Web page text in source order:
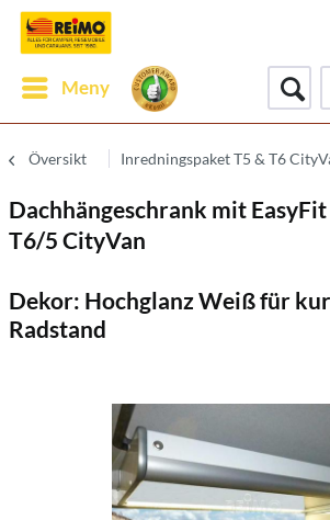
Meny
Översikt Inredningspaket T5 & T6
Dachhängeschrank mit
T6/5 CityVan
Dekor: Hochglanz Weiß für
Radstand